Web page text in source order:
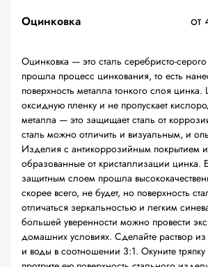
Оцинковка от
Оцинковка — это сталь серебристо-серого
прошла процесс цинкования, то есть
поверхность металла тонкого слоя
оксидную пленку и не пропускает
металла — это защищает сталь от
сталь можно отличить и визуальным, и
Изделия с антикоррозийным покрытием
образованные от кристаллизации цинка.
защитным слоем прошла
скорее всего, не будет, но поверхность
отличаться зеркальностью и легким
большей уверенности можно провести
домашних условиях. Сделайте раствор
и воды в соотношении 3:1. Окуните тряпку